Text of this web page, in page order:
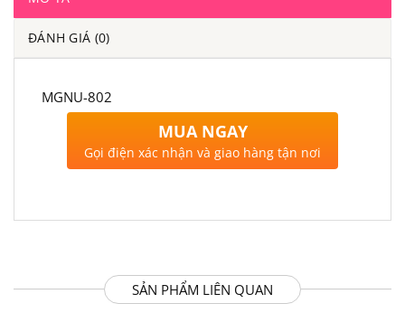
ĐÁNH GIÁ (0)
MGNU-802
MUA NGAY
Gọi điện xác nhận và giao hàng tận nơi
SẢN PHẨM LIÊN QUAN